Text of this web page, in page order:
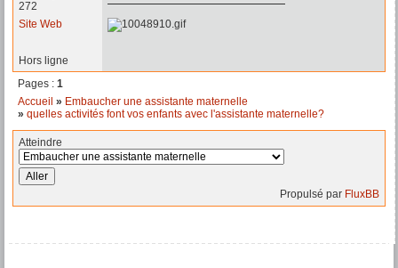
272
Site Web
Hors ligne
Pages : 1
Accueil » Embaucher une assistante maternelle
» quelles activités font vos enfants avec l'assistante maternelle?
Atteindre
Propulsé par FluxBB